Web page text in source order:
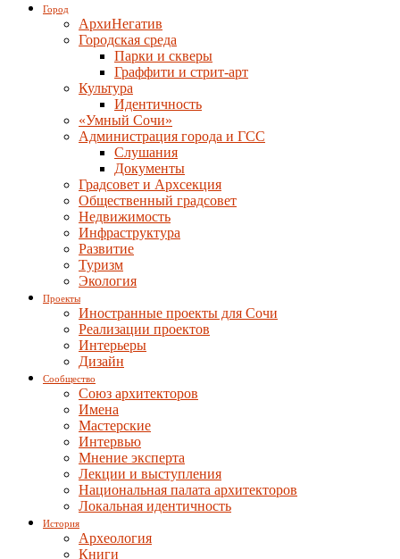
Город
АрхиНегатив
Городская среда
Парки и скверы
Граффити и стрит-арт
Культура
Идентичность
«Умный Сочи»
Администрация города и ГСС
Слушания
Документы
Градсовет и Архсекция
Общественный градсовет
Недвижимость
Инфраструктура
Развитие
Туризм
Экология
Проекты
Иностранные проекты для Сочи
Реализации проектов
Интерьеры
Дизайн
Сообщество
Союз архитекторов
Имена
Мастерские
Интервью
Мнение эксперта
Лекции и выступления
Национальная палата архитекторов
Локальная идентичность
История
Археология
Книги